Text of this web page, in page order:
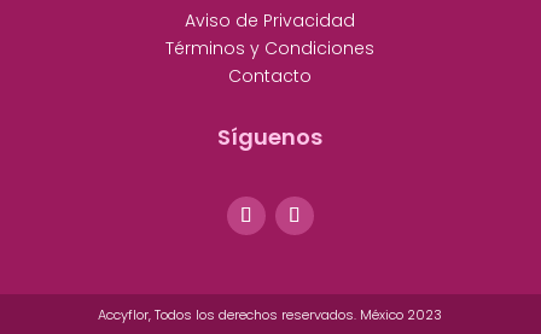
Aviso de Privacidad
Términos y Condiciones
Contacto
Síguenos
Accyflor, Todos los derechos reservados. México 2023